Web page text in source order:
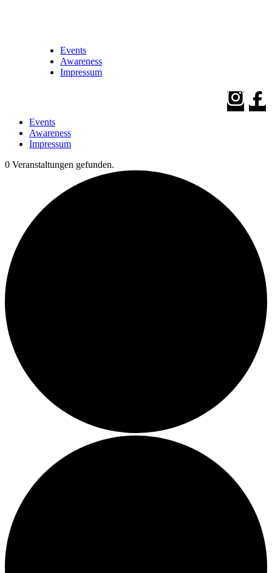
Events
Awareness
Impressum
Events
Awareness
Impressum
0 Veranstaltungen gefunden.